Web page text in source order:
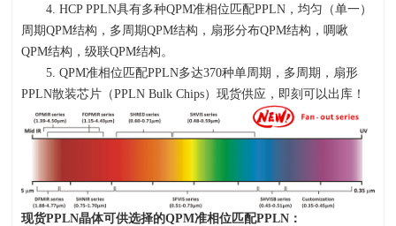
4. HCP PPLN具有多种QPM准相位匹配PPLN ，均匀（单一）
周期QPM结构，多周期QPM结构，扇形分布QPM结构，啁啾
QPM结构，级联QPM结构。
5. QPM准相位匹配PPLN多达370种单周期，多周期，扇形
PPLN散装芯片（PPLN Bulk Chips）现货供应，即刻可以出库！
现货PPLN晶体可供选择的QPM准相位匹配PPLN ：